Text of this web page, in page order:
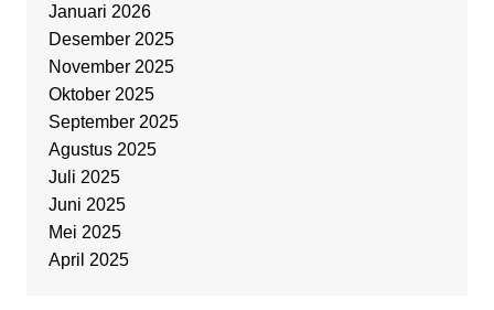
Januari 2026
Desember 2025
November 2025
Oktober 2025
September 2025
Agustus 2025
Juli 2025
Juni 2025
Mei 2025
April 2025